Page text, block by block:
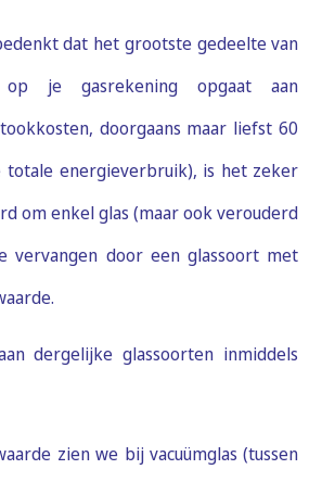
dat het grootste gedeelte van
je gasrekening opgaat aan
doorgaans maar liefst 60
totale energieverbruik), is het zeker
om enkel glas (maar ook verouderd
vervangen door een glassoort met
dergelijke glassoorten inmiddels
zien we bij vacuümglas (tussen